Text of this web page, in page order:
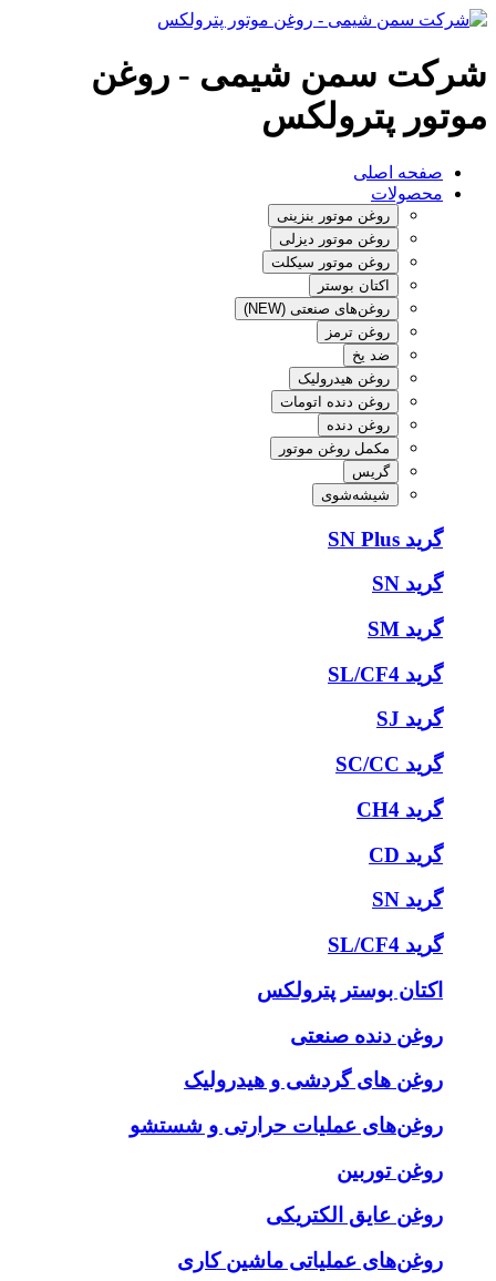
شرکت سمن شیمی - روغن
موتور پترولکس
صفحه اصلی
محصولات
روغن موتور بنزینی
روغن موتور دیزلی
روغن موتور سیکلت
اکتان بوستر
روغن‌های صنعتی (NEW)
روغن ترمز
ضد یخ
روغن هیدرولیک
روغن دنده اتومات
روغن دنده
مکمل روغن موتور
گریس
شیشه‌شوی
گرید SN Plus
گرید SN
گرید SM
گرید SL/CF4
گرید SJ
گرید SC/CC
گرید CH4
گرید CD
گرید SN
گرید SL/CF4
اکتان بوستر پترولکس
روغن دنده صنعتی
روغن‌ های گردشی و هیدرولیک
روغن‌های عملیات حرارتی و شستشو
روغن توربین
روغن عایق الکتریکی
روغن‌های عملیاتی ماشین کاری